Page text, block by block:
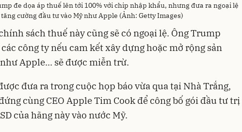
đe dọa áp thuế lên tới 100% với chip nhập khẩu, nhưng đưa ra ngoại lệ
cường đầu tư vào Mỹ như Apple (Ảnh: Getty Images)
sách thuế này cũng sẽ có ngoại lệ. Ông Trump
công ty nếu cam kết xây dựng hoặc mở rộng sản
Apple... sẽ được miễn trừ.
đưa ra trong cuộc họp báo vừa qua tại Nhà Trắng,
cùng CEO Apple Tim Cook để công bố gói đầu tư trị
của hãng này vào nước Mỹ.